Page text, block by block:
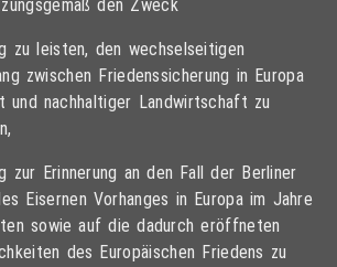
den Zweck
zu leisten, den wechselseitigen
zwischen Friedenssicherung in Europa
und nachhaltiger Landwirtschaft zu
zur Erinnerung an den Fall der Berliner
Eisernen Vorhanges in Europa im Jahre
sowie auf die dadurch eröffneten
des Europäischen Friedens zu